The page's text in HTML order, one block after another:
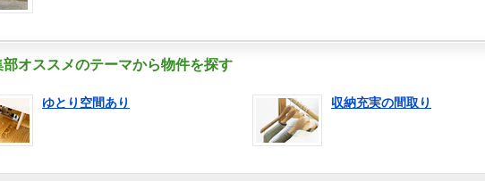
部オススメのテーマから物件を探す
ゆとり空間あり 収納充実の間取り